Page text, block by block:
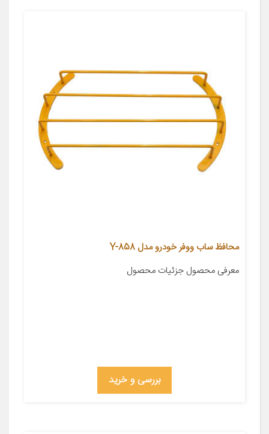
محافظ ساب ووفر خودرو مدل 858-Y
معرفی محصول جزئیات محصول
بررسی و خرید